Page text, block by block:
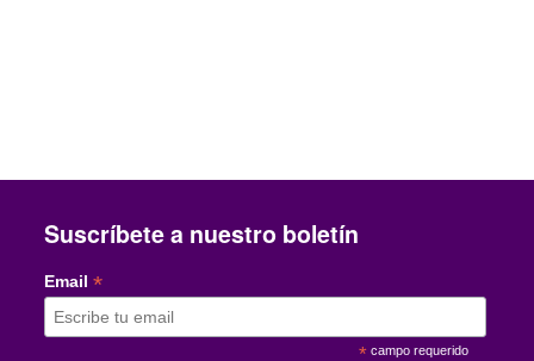
Suscríbete a nuestro boletín
Email *
*campo requerido